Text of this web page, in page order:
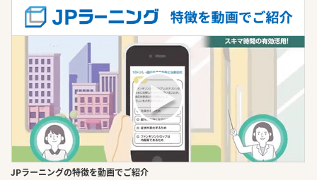
JPラーニングの特徴を動画でご紹介